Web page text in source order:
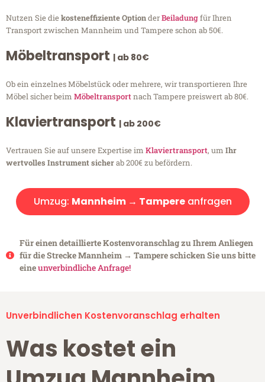
Nutzen Sie diekosteneffiziente OptionderBeiladungfür Ihren
Transport zwischen Mannheim und Tampere schon ab 50€.
Möbeltransport | ab 80€
Ob ein einzelnes Möbelstück oder mehrere, wir transportieren Ihre
Möbel sicher beim Möbeltransportnach Tampere preiswert ab 80€.
Klaviertransport | ab 200€
Vertrauen Sie auf unsere Expertise im Klaviertransport, um Ihr
wertvolles Instrument sicherab 200€ zu befördern.
Umzug: Mannheim → Tampereanfragen
Für einen detaillierte Kostenvoranschlag zu Ihrem Anliegen
für die Strecke Mannheim → Tampere schicken Sie uns bitte
eineunverbindliche Anfrage!
Unverbindlichen Kostenvoranschlag erhalten
Was kostet ein